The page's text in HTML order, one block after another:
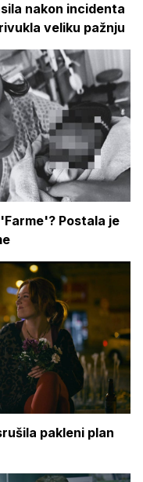
nakon incidenta
veliku pažnju
Postala je
pakleni plan